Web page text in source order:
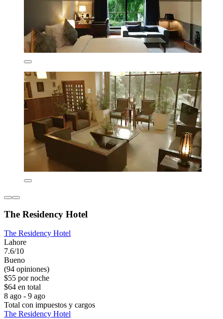
The Residency Hotel
The Residency Hotel
Lahore
7.6/10
Bueno
(94 opiniones)
$55 por noche
$64 en total
8 ago - 9 ago
Total con impuestos y cargos
The Residency Hotel